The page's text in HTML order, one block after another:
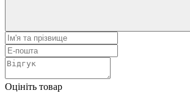
Оцініть товар